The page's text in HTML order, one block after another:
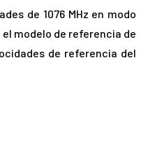
de 1076 MHz en modo
el modelo de referencia de
de referencia del